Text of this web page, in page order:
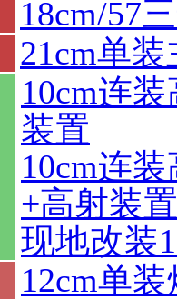
18cm/57
21cm单装
10cm连
装置
10cm连
+高射装
现地改装
12cm单装